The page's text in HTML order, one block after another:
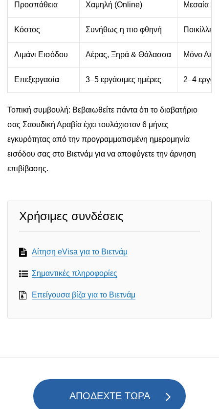
Προσπάθεια Χαμηλή (Online) Μεσαία
Κόστος Συνήθως η πιο φθηνή
Λιμάνι Εισόδου Αέρας, Ξηρά & Θάλασσα Μόνο
Επεξεργασία 3–5 εργάσιμες ημέρες 2–4
Τοπική συμβουλή: Βεβαιωθείτε πάντα ότι το διαβατήριο
σας Σαουδική Αραβία έχει τουλάχιστον 6 μήνες
εγκυρότητας από την προγραμματισμένη ημερομηνία
εισόδου σας στο Βιετνάμ για να αποφύγετε την άρνηση
επιβίβασης.
Χρήσιμες συνδέσεις
Αίτηση eVisa για το Βιετνάμ
Σημαντικές πληροφορίες
Επείγουσα βίζα για το Βιετνάμ
ΑΠΟΔΕΧΤΕ ΤΩΡΑ